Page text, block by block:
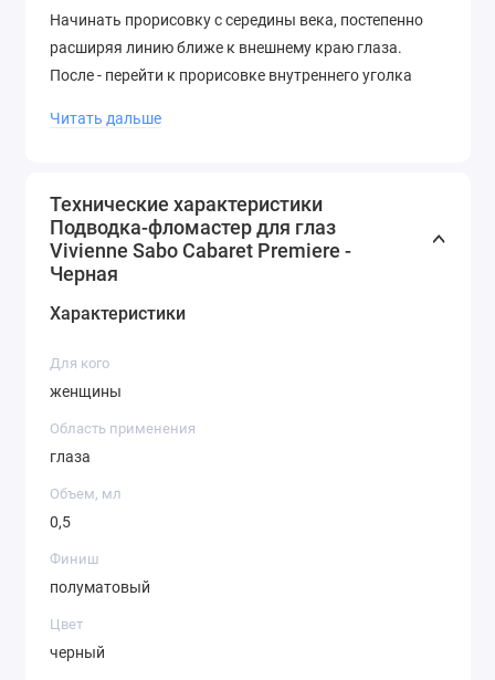
Начинать прорисовку с середины века, постепенно
расширяя линию ближе к внешнему краю глаза.
После - перейти к прорисовке внутреннего уголка
Читать дальше
Технические характеристики
Подводка-фломастер для глаз
Vivienne Sabo Cabaret Premiere -
Черная
Характеристики
Для кого
женщины
Область применения
глаза
Объем, мл
0,5
Финиш
полуматовый
Цвет
черный